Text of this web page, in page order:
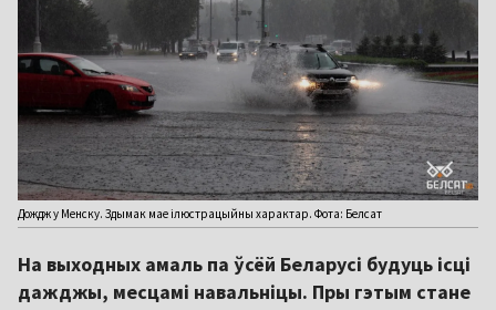
Дождж у Менску. Здымак мае ілюстрацыйны характар. Фота: Белсат
На выходных амаль па ўсёй Беларусі будуць ісці
дажджы, месцамі навальніцы. Пры гэтым стане